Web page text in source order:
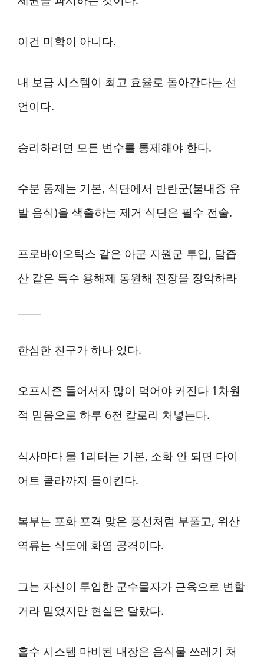
이건 미학이 아니다.
내 보급 시스템이 최고 효율로 돌아간다는 선
언이다.
승리하려면 모든 변수를 통제해야 한다.
수분 통제는 기본, 식단에서 반란군(불내증 유
발 음식)을 색출하는 제거 식단은 필수 전술.
프로바이오틱스 같은 아군 지원군 투입, 담즙
산 같은 특수 용해제 동원해 전장을 장악하라
한심한 친구가 하나 있다.
오프시즌 들어서자 많이 먹어야 커진다 1차원
적 믿음으로 하루 6천 칼로리 처넣는다.
식사마다 물 1리터는 기본, 소화 안 되면 다이
어트 콜라까지 들이킨다.
복부는 포화 포격 맞은 풍선처럼 부풀고, 위산
역류는 식도에 화염 공격이다.
그는 자신이 투입한 군수물자가 근육으로 변할
거라 믿었지만 현실은 달랐다.
흡수 시스템 마비된 내장은 음식물 쓰레기 처